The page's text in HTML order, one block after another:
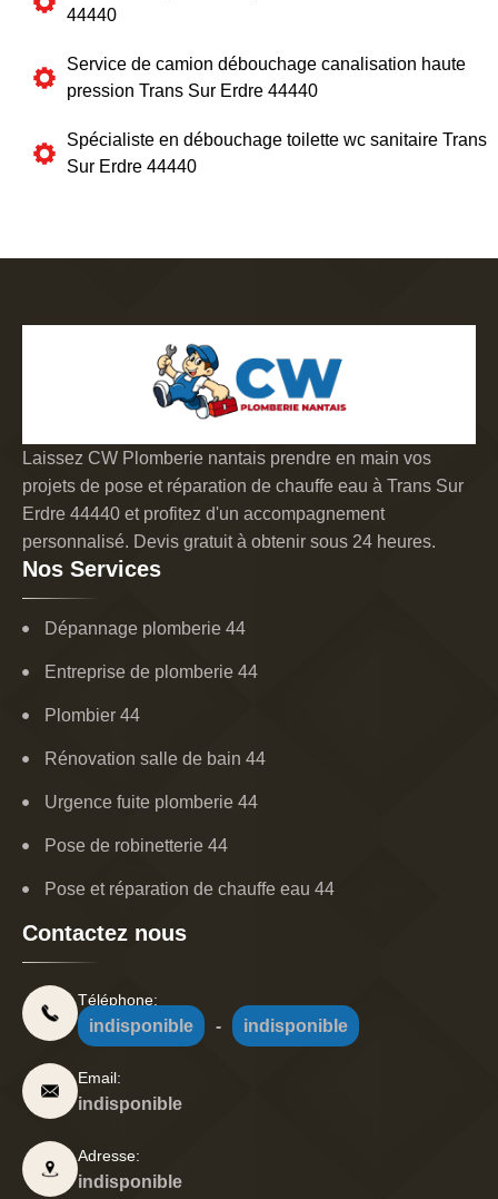
44440
Service de camion débouchage canalisation haute
pression Trans Sur Erdre 44440
Spécialiste en débouchage toilette wc sanitaire Trans
Sur Erdre 44440
Laissez CW Plomberie nantais prendre en main vos
projets de pose et réparation de chauffe eau à Trans Sur
Erdre 44440 et profitez d'un accompagnement
personnalisé. Devis gratuit à obtenir sous 24 heures.
Nos Services
Dépannage plomberie 44
Entreprise de plomberie 44
Plombier 44
Rénovation salle de bain 44
Urgence fuite plomberie 44
Pose de robinetterie 44
Pose et réparation de chauffe eau 44
Contactez nous
Téléphone:
indisponible - indisponible
Email:
indisponible
Adresse:
indisponible